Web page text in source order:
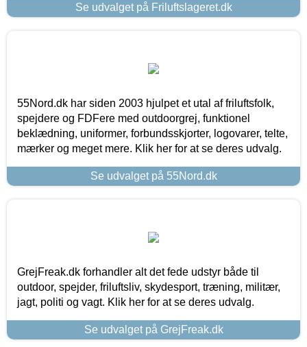
Se udvalget på Friluftslageret.dk
55Nord.dk har siden 2003 hjulpet et utal af friluftsfolk,
spejdere og FDFere med outdoorgrej, funktionel
beklædning, uniformer, forbundsskjorter, logovarer, telte,
mærker og meget mere. Klik her for at se deres udvalg.
Se udvalget på 55Nord.dk
GrejFreak.dk forhandler alt det fede udstyr både til
outdoor, spejder, friluftsliv, skydesport, træning, militær,
jagt, politi og vagt. Klik her for at se deres udvalg.
Se udvalget på GrejFreak.dk